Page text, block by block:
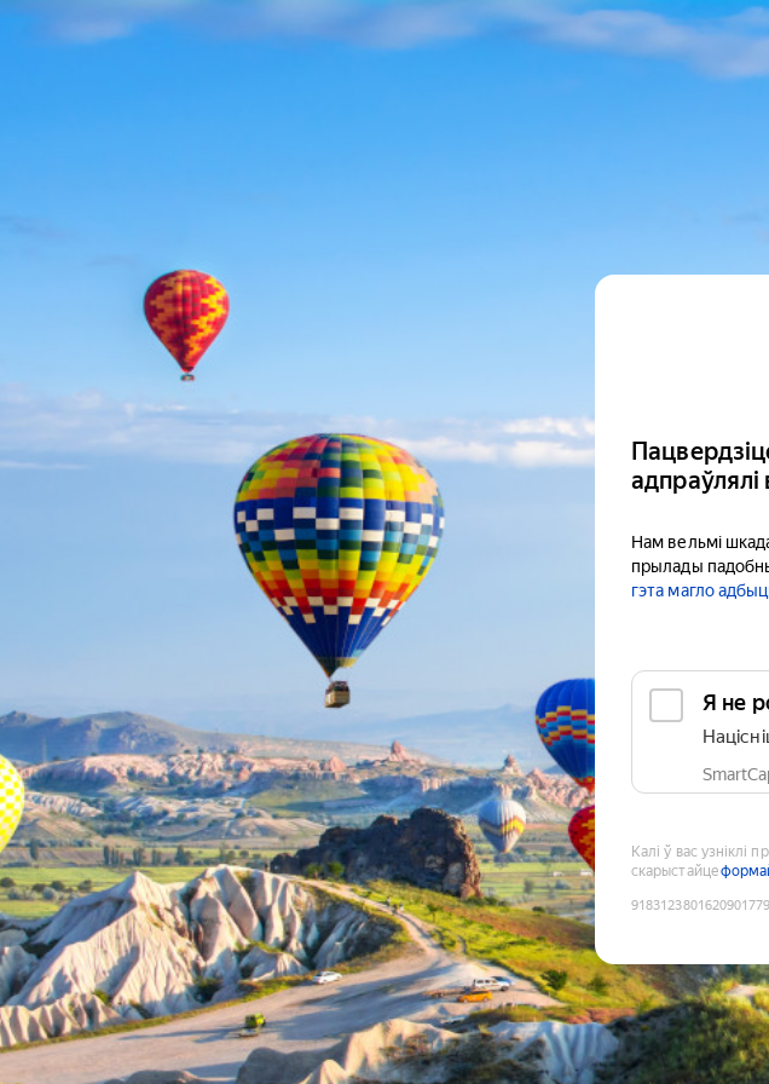
Нам вельмі
прылады
гэта магло
Я не
Калі ў вас узніклі
скарыстайце
9183123801620901779